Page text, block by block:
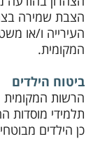
הצבת שמירה
העירייה ו/או
המקומית.
ביטוח הילדים
הרשות המקומית
תלמידי מוסדות
כן הילדים